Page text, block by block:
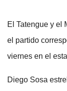
El Tatengue y el
el partido
viernes en el
Diego Sosa